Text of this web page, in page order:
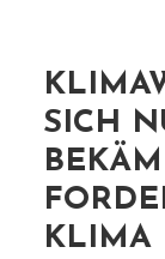
SICH
KLIMA